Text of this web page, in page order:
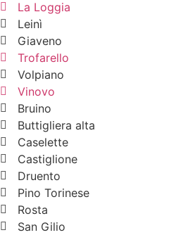
La Loggia
Leinì
Giaveno
Trofarello
Volpiano
Vinovo
Bruino
Buttigliera alta
Caselette
Castiglione
Druento
Pino Torinese
Rosta
San Gilio